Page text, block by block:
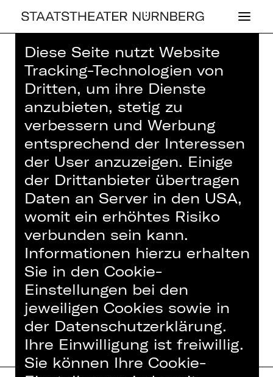
Home> Haus> Künstler*innen>
Lotta Schweikert
SCHAUSPIEL
LOTTA SCHWEI­
KERT
Dramaturgie
Dramaturgin
Diese Seite nutzt Website
Tracking-Technologien von
Dritten, um ihre Dienste
anzubieten, stetig zu
verbessern und Werbung
entsprechend der Interessen
der User anzuzeigen. Einige
der Drittanbieter übertragen
Daten an Server in den USA,
womit ein erhöhtes Risiko
verbunden sein kann.
Informationen hierzu erhalten
Sie in den Cookie-
Einstellungen bei den
jeweiligen Cookies sowie in
der Datenschutzerklärung.
Ihre Einwilligung ist freiwillig.
Sie können Ihre Cookie-